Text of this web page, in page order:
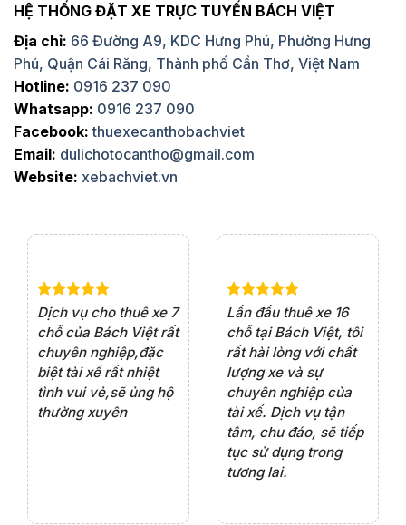
HỆ THỐNG ĐẶT XE TRỰC TUYẾN BÁCH VIỆT
Địa chỉ: 66 Đường A9, KDC Hưng Phú, Phường Hưng
Phú, Quận Cái Răng, Thành phố Cần Thơ, Việt Nam
Hotline: 0916 237 090
Whatsapp: 0916 237 090
Facebook: thuexecanthobachviet
Email: dulichotocantho@gmail.com
Website: xebachviet.vn
Dịch vụ cho thuê xe 7
chỗ của Bách Việt rất
chuyên nghiệp,đặc
biệt tài xế rất nhiệt
tình vui vẻ,sẽ ủng hộ
thường xuyên
Lần đầu thuê xe 16
chỗ tại Bách Việt, tôi
rất hài lòng với chất
lượng xe và sự
chuyên nghiệp của
tài xế. Dịch vụ tận
tâm, chu đáo, sẽ tiếp
tục sử dụng trong
tương lai.